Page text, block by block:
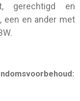
gerechtigd en
een en ander met